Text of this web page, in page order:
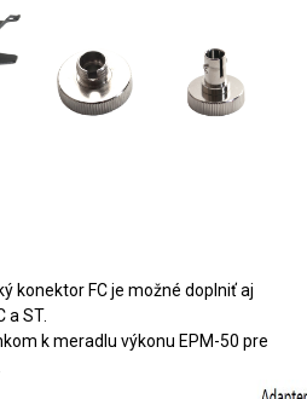
konektor FC je možné doplniť aj
a ST.
k meradlu výkonu EPM-50 pre